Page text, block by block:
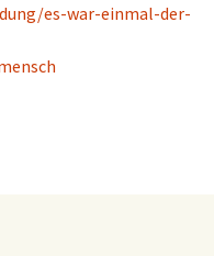
es-war-einmal-der-